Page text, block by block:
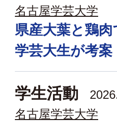
名古屋学芸大学
県産大葉と鶏
学芸大生が考案
学生活動
名古屋学芸大学